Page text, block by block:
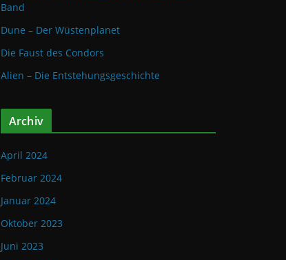
Band
Dune – Der Wüstenplanet
Die Faust des Condors
Alien – Die Entstehungsgeschichte
Archiv
April 2024
Februar 2024
Januar 2024
Oktober 2023
Juni 2023